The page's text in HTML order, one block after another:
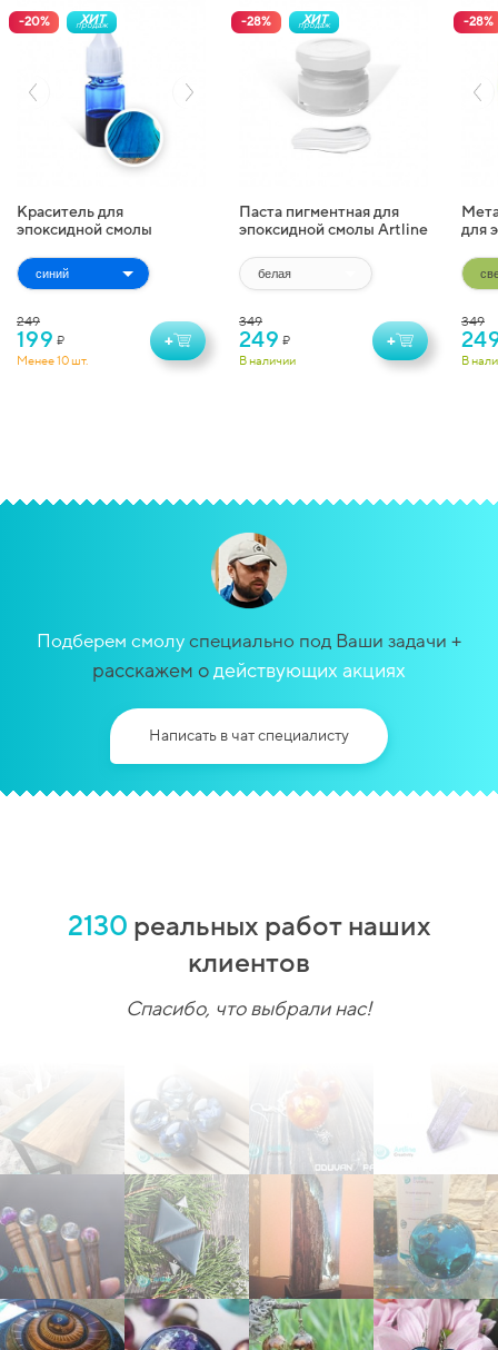
-20% ХИТ
продаж
Краситель для
эпоксидной смолы
Transparent Colorant (10
мл)
249
199 ₽
Менее 10 шт.
+
-28% ХИТ
продаж
Паста пигментная для
эпоксидной смолы Artline
349
249 ₽
В наличии
+
-28%
для
(10 г)
349
В
Подберем смолуспециально под Ваши задачи +
расскажем одействующих акциях
Написать в чат специалисту
2130 реальных работ наших
клиентов
Спасибо, что выбрали нас!